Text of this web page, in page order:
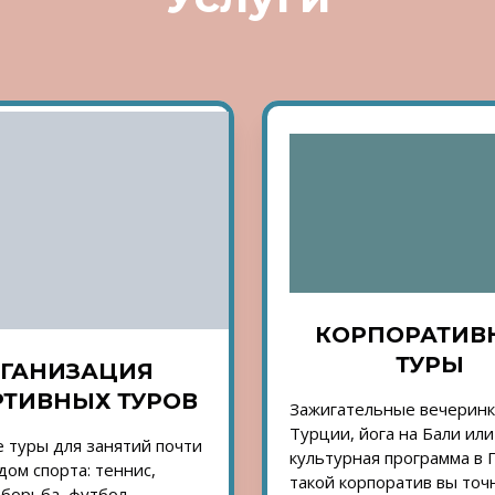
ТУРОВ
туры для занятий почти
спорта: теннис,
ТУРЫ
Зажигательные
Турции, йога на Бали или
культурная программа в
такой корпоратив вы